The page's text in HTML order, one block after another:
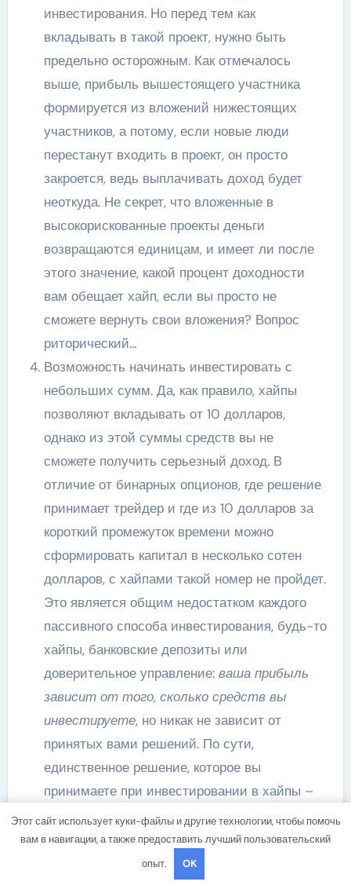
инвестирования. Но перед тем как
вкладывать в такой проект, нужно быть
предельно осторожным. Как отмечалось
выше, прибыль вышестоящего участника
формируется из вложений нижестоящих
участников, а потому, если новые люди
перестанут входить в проект, он просто
закроется, ведь выплачивать доход будет
неоткуда. Не секрет, что вложенные в
высокорискованные проекты деньги
возвращаются единицам, и имеет ли после
этого значение, какой процент доходности
вам обещает хайп, если вы просто не
сможете вернуть свои вложения? Вопрос
риторический…
Возможность начинать инвестировать с
небольших сумм. Да, как правило, хайпы
позволяют вкладывать от 10 долларов,
однако из этой суммы средств вы не
сможете получить серьезный доход. В
отличие от бинарных опционов, где решение
принимает трейдер и где из 10 долларов за
короткий промежуток времени можно
сформировать капитал в несколько сотен
долларов, с хайпами такой номер не пройдет.
Это является общим недостатком каждого
пассивного способа инвестирования, будь-то
хайпы, банковские депозиты или
доверительное управление: ваша прибыль
зависит от того, сколько средств вы
инвестируете, но никак не зависит от
принятых вами решений. По сути,
единственное решение, которое вы
принимаете при инвестировании в хайпы –
это выбор самого проекта, и выбор суммы
вложений. Потому, чтобы зарабатывать на
хайпах приличный доход, вам понадобится
инвестировать от 1000 долларов, но при
Этот сайт использует куки-файлы и другие технологии, чтобы помочь
вам в навигации, а также предоставить лучший пользовательский
опыт.
OK